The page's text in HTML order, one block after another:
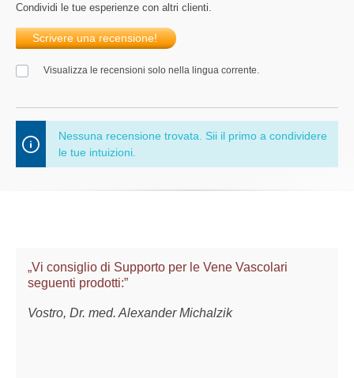
Condividi le tue esperienze con altri clienti.
Scrivere una recensione!
Visualizza le recensioni solo nella lingua corrente.
Nessuna recensione trovata. Sii il primo a condividere
le tue intuizioni.
„Vi consiglio di Supporto per le Vene Vascolari
seguenti prodotti:”
Vostro, Dr. med. Alexander Michalzik